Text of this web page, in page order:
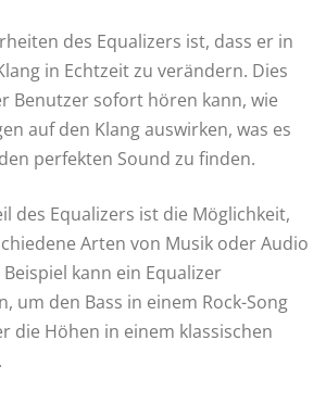
des Equalizers ist, dass er in
in Echtzeit zu verändern. Dies
Benutzer sofort hören kann, wie
auf den Klang auswirken, was es
perfekten Sound zu finden.
des Equalizers ist die Möglichkeit,
Arten von Musik oder Audio
kann ein Equalizer
um den Bass in einem Rock-Song
die Höhen in einem klassischen